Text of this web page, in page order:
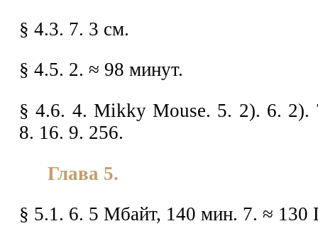
§ 4.3. 7. 3 см.
§ 4.5. 2. ≈ 98 минут.
§ 4.6. 4. Mikky Mouse. 5. 2). 6. 2).
8. 16. 9. 256.
Глава 5.
§ 5.1. 6. 5 Мбайт, 140 мин. 7. ≈ 130